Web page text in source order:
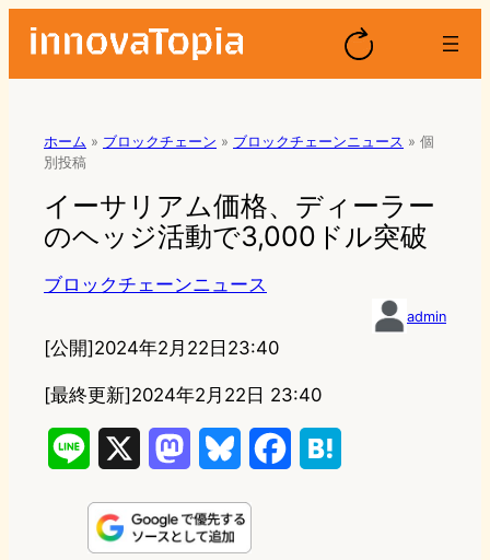
ホーム » ブロックチェーン » ブロックチェーンニュース » 個
別投稿
イーサリアム価格、ディーラー
のヘッジ活動で3,000ドル突破
ブロックチェーンニュース
admin
[公開]2024年2月22日23:40
[最終更新]2024年2月22日 23:40
n
s
u